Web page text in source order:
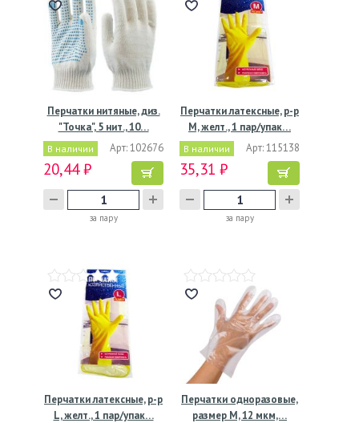
Перчатки нитяные, диз.
"Точка", 5 нит., 10…
В наличии Арт: 102676
20,44 ₽
за пару
Перчатки латексные, р-р
M, желт., 1 пар/упак…
В наличии Арт: 115138
35,31 ₽
за пару
Перчатки латексные, р-р
L, желт., 1 пар/упак…
Перчатки одноразовые,
размер М, 12 мкм,…